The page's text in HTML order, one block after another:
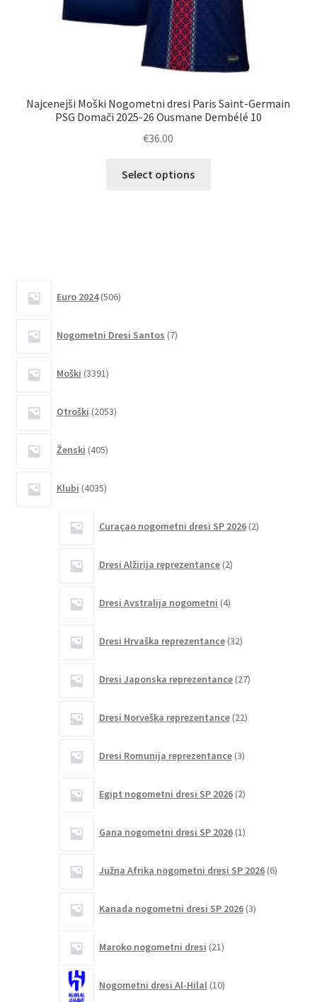
Najcenejši Moški Nogometni dresi Paris Saint-Germain
PSG Domači 2025-26 Ousmane Dembélé 10
€36.00
Select options
Euro 2024 506izdelkov
Nogometni Dresi Santos 7izdelkov
Moški 3391izdelkov
Otroški 2053izdelkov
Ženski 405izdelkov
Klubi 4035izdelkov
Curaçao nogometni dresi SP 2026 2izdelka
Dresi Alžirija reprezentance 2izdelka
Dresi Avstralija nogometni 4izdelki
Dresi Hrvaška reprezentance 32izdelkov
Dresi Japonska reprezentance 27izdelkov
Dresi Norveška reprezentance 22izdelkov
Dresi Romunija reprezentance 3izdelki
Egipt nogometni dresi SP 2026 2izdelka
Gana nogometni dresi SP 2026 1izdelek
Južna Afrika nogometni dresi SP 2026 6izdelkov
Kanada nogometni dresi SP 2026 3izdelki
Maroko nogometni dresi 21izdelkov
Nogometni dresi Al-Hilal 10izdelkov